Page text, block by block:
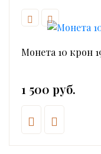
Монета 10 крон
1 500 руб.